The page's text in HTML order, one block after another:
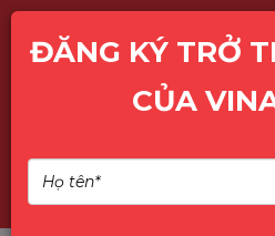
ĐĂNG KÝ TRỞ
CỦA